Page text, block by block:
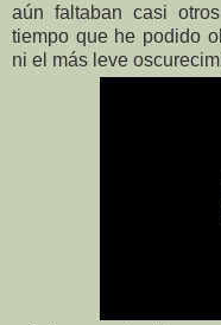
aún faltaban casi
tiempo que he podido
ni el más leve